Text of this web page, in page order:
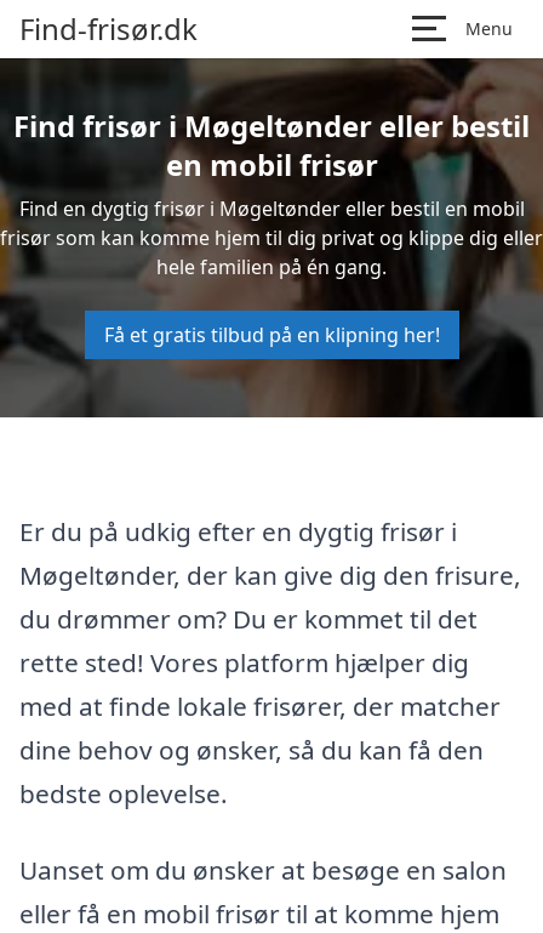
Find-frisør.dk Menu
Find frisør i Møgeltønder eller bestil
en mobil frisør
Find en dygtig frisør i Møgeltønder eller bestil en mobil
frisør som kan komme hjem til dig privat og klippe dig eller
hele familien på én gang.
Få et gratis tilbud på en klipning her!
Er du på udkig efter en dygtig frisør i
Møgeltønder, der kan give dig den frisure,
du drømmer om? Du er kommet til det
rette sted! Vores platform hjælper dig
med at finde lokale frisører, der matcher
dine behov og ønsker, så du kan få den
bedste oplevelse.
Uanset om du ønsker at besøge en salon
eller få en mobil frisør til at komme hjem